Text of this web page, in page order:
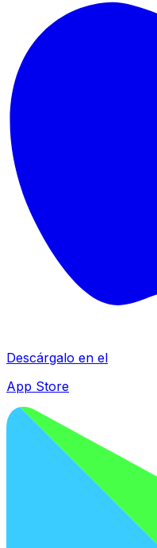
Descárgalo en el
App Store